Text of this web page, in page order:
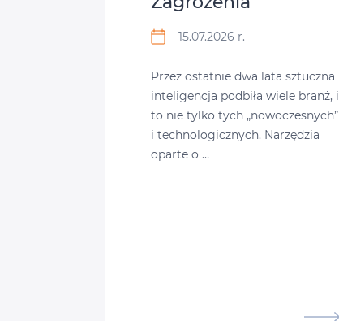
15.07.2026 r.
Przez ostatnie dwa lata sztuczna
inteligencja podbiła wiele branż, i
to nie tylko tych „nowoczesnych”
i technologicznych. Narzędzia
oparte o …